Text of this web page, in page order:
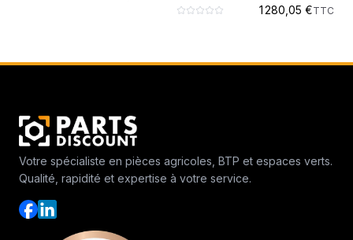
1 280,05 €TTC
Votre spécialiste en pièces agricoles, BTP et espaces verts.
Qualité, rapidité et expertise à votre service.